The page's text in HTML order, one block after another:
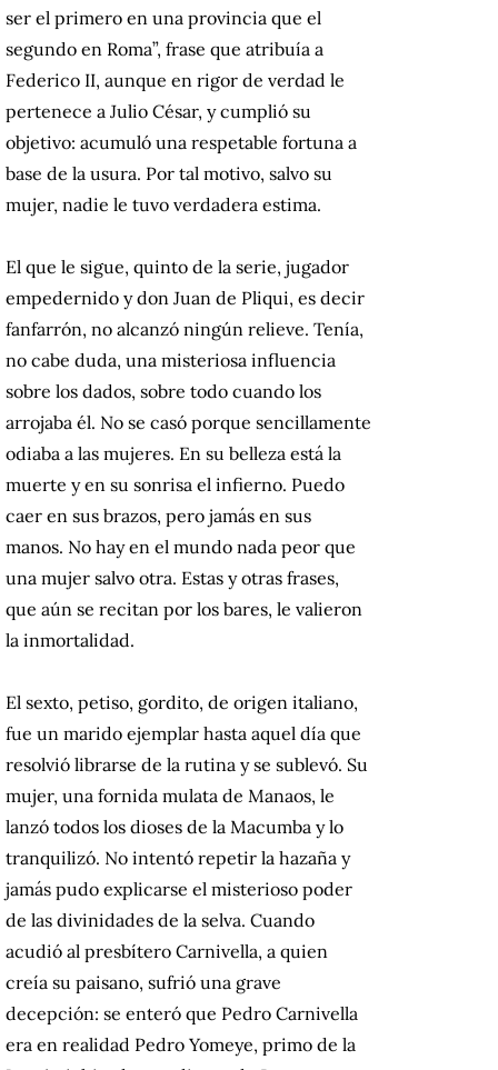
ser el primero en una provincia que el
segundo en Roma”, frase que atribuía a
Federico II, aunque en rigor de verdad le
pertenece a Julio César, y cumplió su
objetivo: acumuló una respetable fortuna a
base de la usura. Por tal motivo, salvo su
mujer, nadie le tuvo verdadera estima.
El que le sigue, quinto de la serie, jugador
empedernido y don Juan de Pliqui, es decir
fanfarrón, no alcanzó ningún relieve. Tenía,
no cabe duda, una misteriosa influencia
sobre los dados, sobre todo cuando los
arrojaba él. No se casó porque sencillamente
odiaba a las mujeres. En su belleza está la
muerte y en su sonrisa el infierno. Puedo
caer en sus brazos, pero jamás en sus
manos. No hay en el mundo nada peor que
una mujer salvo otra. Estas y otras frases,
que aún se recitan por los bares, le valieron
la inmortalidad.
El sexto, petiso, gordito, de origen italiano,
fue un marido ejemplar hasta aquel día que
resolvió librarse de la rutina y se sublevó. Su
mujer, una fornida mulata de Manaos, le
lanzó todos los dioses de la Macumba y lo
tranquilizó. No intentó repetir la hazaña y
jamás pudo explicarse el misterioso poder
de las divinidades de la selva. Cuando
acudió al presbítero Carnivella, a quien
creía su paisano, sufrió una grave
decepción: se enteró que Pedro Carnivella
era en realidad Pedro Yomeye, primo de la